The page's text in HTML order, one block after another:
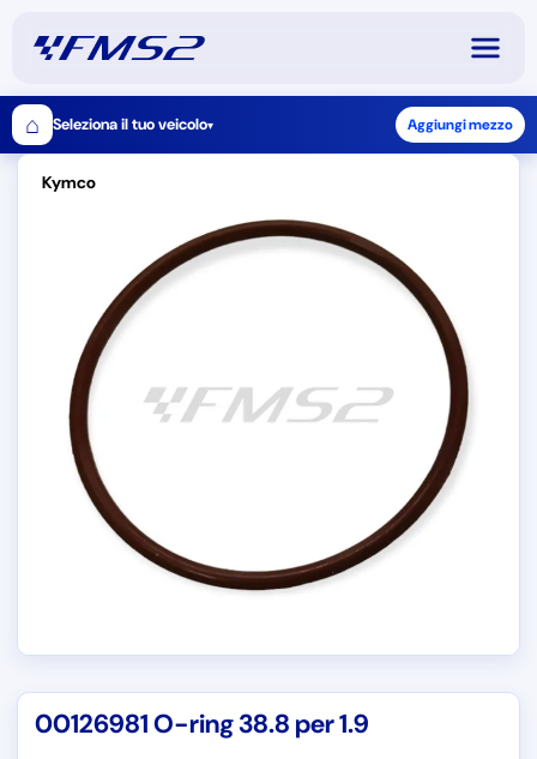
⌂ Seleziona il tuo veicolo▾ Aggiungi mezzo
Kymco
00126981 O-ring 38.8 per 1.9